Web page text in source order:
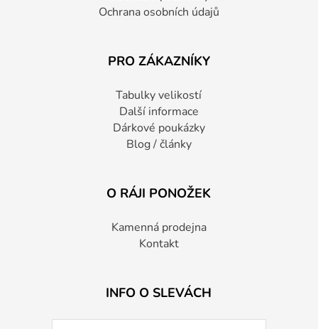
Ochrana osobních údajů
PRO ZÁKAZNÍKY
Tabulky velikostí
Další informace
Dárkové poukázky
Blog / články
O RÁJI PONOŽEK
Kamenná prodejna
Kontakt
INFO O SLEVÁCH